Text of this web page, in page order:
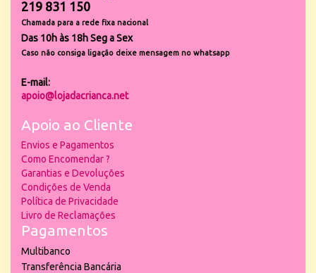
219 831 150
Chamada para a rede fixa nacional
Das 10h às 18h Seg a Sex
Caso não consiga ligação deixe mensagem no whatsapp
E-mail:
apoio@lojadacrianca.net
Apoio ao Cliente
Envios e Pagamentos
Como Encomendar ?
Garantias e Devoluções
Condições de Venda
Política de Privacidade
Livro de Reclamações
Pagamentos
Multibanco
Transferência Bancária